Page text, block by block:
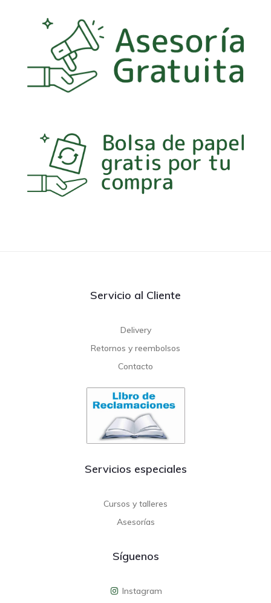
Servicio al Cliente
Delivery
Retornos y reembolsos
Contacto
Servicios especiales
Cursos y talleres
Asesorías
Síguenos
Instagram